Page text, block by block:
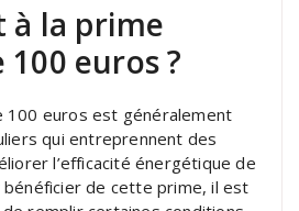
à la prime
euros ?
100 euros est généralement
qui entreprennent des
l’efficacité énergétique de
de cette prime, il est